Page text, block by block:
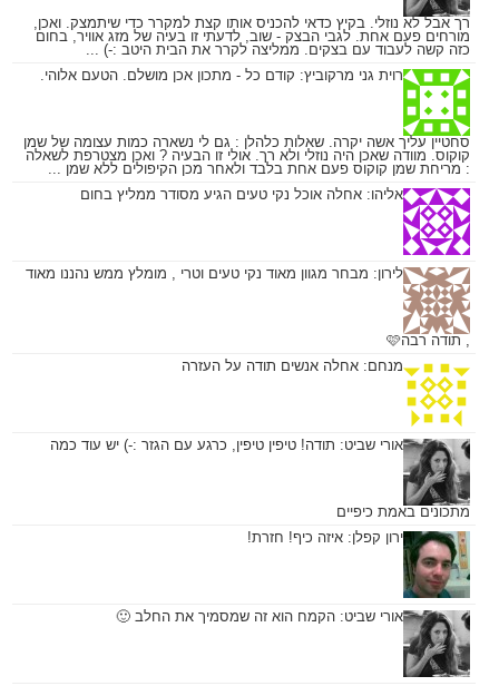
רך אבל לא נוזלי. בקיץ כדאי להכניס אותו קצת למקרר כדי שיתמצק. ואכן,
מורחים פעם אחת. לגבי הבצק - שוב, לדעתי זו בעיה של מזג אוויר, בחום
כזה קשה לעבוד עם בצקים. ממליצה לקרר את הבית היטב :-) ...
רוית גני מרקוביץ: קודם כל - מתכון אכן מושלם. הטעם אלוהי.
סחטיין עליך אשה יקרה. שאלות כלהלן : גם לי נשארה כמות עצומה של שמן
קוקוס. מוודה שאכן היה נוזלי ולא רך. אולי זו הבעיה ? ואכן מצטרפת לשאלה
: מריחת שמן קוקוס פעם אחת בלבד ולאחר מכן הקיפולים ללא שמן ...
אליהו: אחלה אוכל נקי טעים הגיע מסודר ממליץ בחום
לירון: מבחר מגוון מאוד נקי טעים וטרי , מומלץ ממש נהננו מאוד
, תודה רבה🩷
מנחם: אחלה אנשים תודה על העזרה
אורי שביט: תודה! טיפין טיפין, כרגע עם הגזר :-) יש עוד כמה
מתכונים באמת כיפיים
ירון קפלן: איזה כיף! חזרת!
אורי שביט: הקמח הוא זה שמסמיך את החלב 🙂